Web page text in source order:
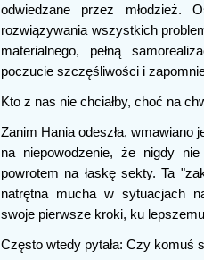
odwiedzane przez młodzież.
rozwiązywania wszystkich
materialnego, pełną
poczucie szczęśliwości i
Kto z nas nie chciałby, choć na
Zanim Hania odeszła, wmawiano
na niepowodzenie, że nigdy
powrotem na łaskę sekty. Ta
natrętna mucha w sytuacjach
swoje pierwsze kroki, ku
Często wtedy pytała: Czy komuś